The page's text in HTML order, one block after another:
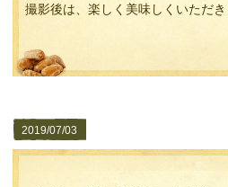
撮影後は、楽しく美味しくいただき
2019/07/03